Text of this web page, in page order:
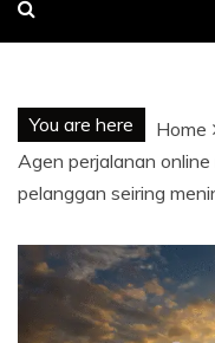
You are here Home
Agen perjalanan
pelanggan seiring